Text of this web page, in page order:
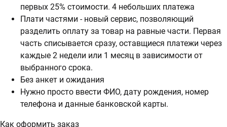
первых 25% стоимости. 4 небольших платежа
Плати частями - новый сервис, позволяющий
разделить оплату за товар на равные части. Первая
часть списывается сразу, оставщиеся платежи через
каждые 2 недели или 1 месяц в зависимости от
выбранного срока.
Без анкет и ожидания
Нужно просто ввести ФИО, дату рождения, номер
телефона и данные банковской карты.
Как оформить заказ